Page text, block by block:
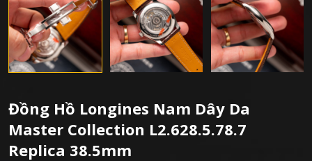
Đồng Hồ Longines Nam Dây Da
Master Collection L2.628.5.78.7
Replica 38.5mm